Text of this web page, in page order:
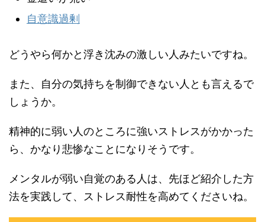
自意識過剰
どうやら何かと浮き沈みの激しい人みたいですね。
また、自分の気持ちを制御できない人とも言えるで
しょうか。
精神的に弱い人のところに強いストレスがかかった
ら、かなり悲惨なことになりそうです。
メンタルが弱い自覚のある人は、先ほど紹介した方
法を実践して、ストレス耐性を高めてくださいね。